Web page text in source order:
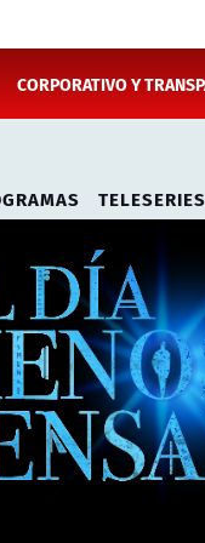
CORPORATIVO Y
TELESERIES